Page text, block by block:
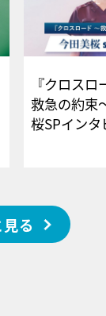
『クロス
救急の約束
桜SPイ
る